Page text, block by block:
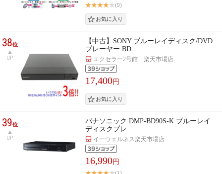
(9)
38位
UP
【中古】SONY ブルーレイディスク/DVD
プレーヤー BD…
エクセラー2号館 楽天市場店
17,400円
39位
UP
パナソニック DMP-BD90S-K ブルーレイ
ディスクプレ…
イーウェルネス楽天市場店
16,990円